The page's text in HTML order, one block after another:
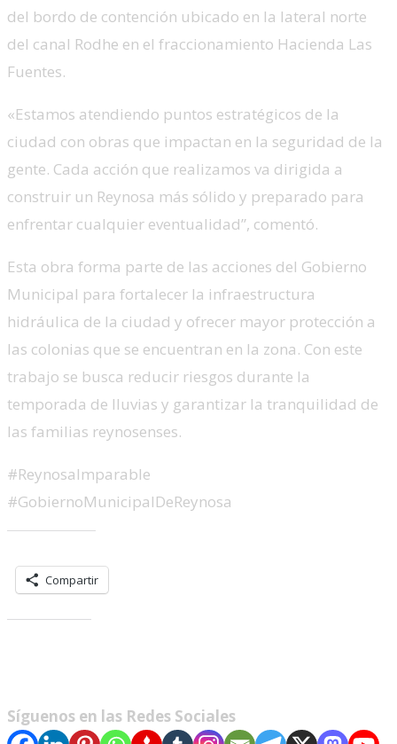
del bordo de contención ubicado en la lateral norte
del canal Rodhe en el fraccionamiento Hacienda Las
Fuentes.
«Estamos atendiendo puntos estratégicos de la
ciudad con obras que impactan en la seguridad de la
gente. Cada acción que realizamos va dirigida a
construir un Reynosa más sólido y preparado para
enfrentar cualquier eventualidad”, comentó.
Esta obra forma parte de las acciones del Gobierno
Municipal para fortalecer la infraestructura
hidráulica de la ciudad y ofrecer mayor protección a
las colonias que se encuentran en la zona. Con este
trabajo se busca reducir riesgos durante la
temporada de lluvias y garantizar la tranquilidad de
las familias reynosenses.
#ReynosaImparable
#GobiernoMunicipalDeReynosa
Compartir
Síguenos en las Redes Sociales